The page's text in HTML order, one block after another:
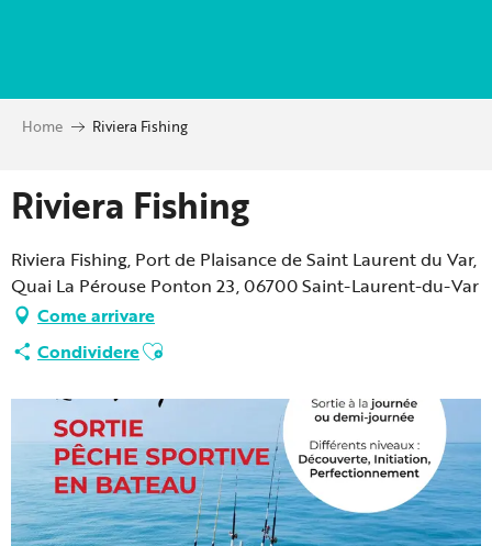
principal
Home Riviera Fishing
Riviera Fishing
Riviera Fishing, Port de Plaisance de Saint Laurent du Var,
Quai La Pérouse Ponton 23, 06700 Saint-Laurent-du-Var
Come arrivare
CondividereAjouter aux favoris